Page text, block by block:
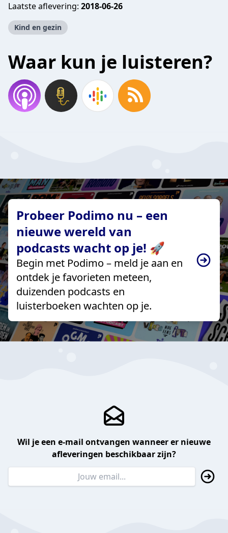
Laatste aflevering: 2018-06-26
Kind en gezin
Waar kun je luisteren?
Probeer Podimo nu – een
nieuwe wereld van
podcasts wacht op je! 🚀
Begin met Podimo – meld je aan en
ontdek je favorieten meteen,
duizenden podcasts en
luisterboeken wachten op je.
Wil je een e-mail ontvangen wanneer er nieuwe
afleveringen beschikbaar zijn?